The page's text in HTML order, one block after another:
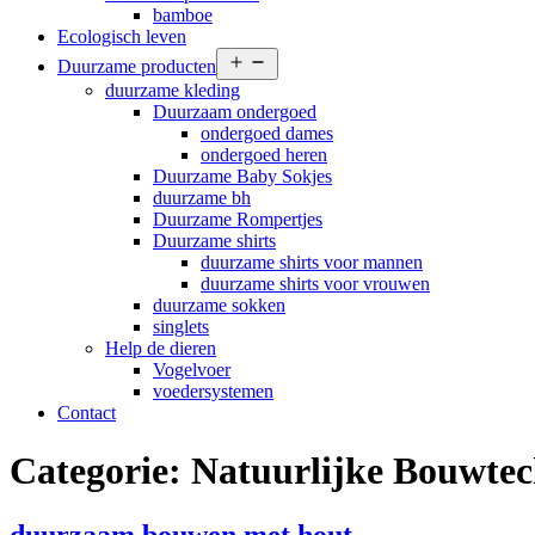
bamboe
Ecologisch leven
Duurzame producten
menu
duurzame kleding
Duurzaam ondergoed
ondergoed dames
ondergoed heren
Duurzame Baby Sokjes
duurzame bh
Duurzame Rompertjes
Duurzame shirts
duurzame shirts voor mannen
duurzame shirts voor vrouwen
duurzame sokken
singlets
Help de dieren
Vogelvoer
voedersystemen
Contact
Categorie: Natuurlijke